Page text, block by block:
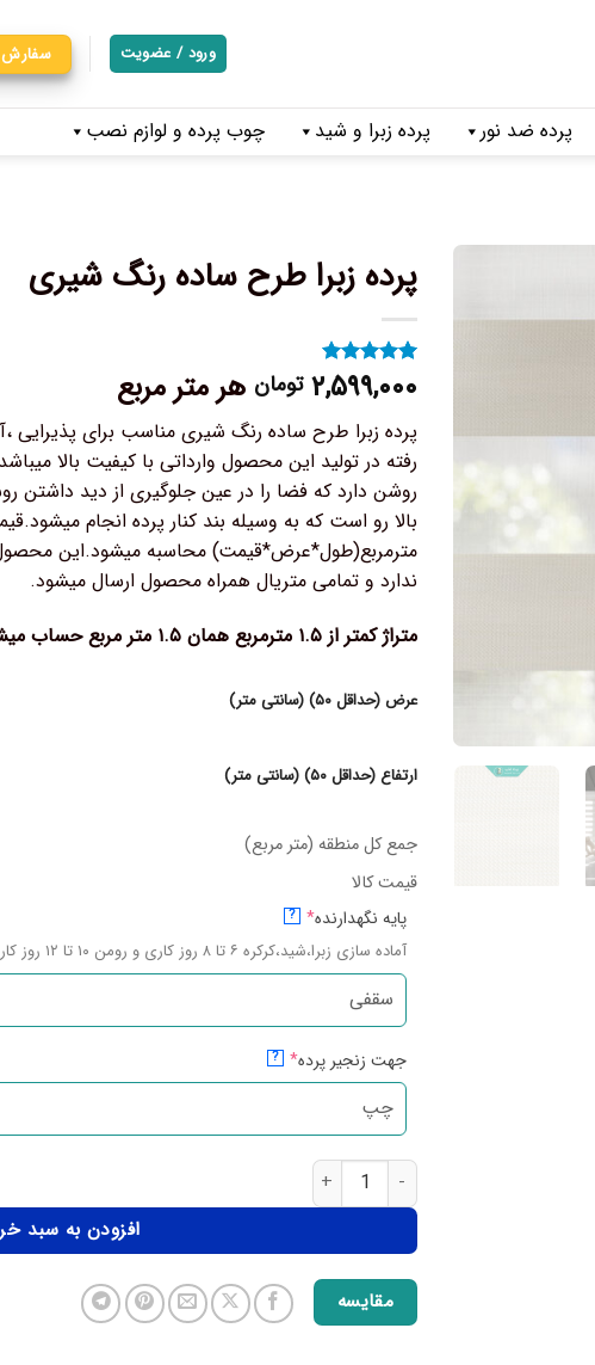
ورود / عضویت
پرده ضد نور پرده زبرا و شید چوب پرده و لوازم نصب
پرده زبرا طرح ساده رنگ شیری
امتیاز۵از
۵ امتیاز
۲,۵۹۹,۰۰۰ تومان هر متر مربع
پرده زبرا طرح ساده رنگ شیری مناسب برای پذیرایی
رفته در تولید این محصول وارداتی با کیفیت بالا
روشن دارد که فضا را در عین جلوگیری از دید
بالا رو است که به وسیله بند کنار پرده انجام
مترمربع(طول*عرض*قیمت) محاسبه میشود.این محصول
ندارد و تمامی متریال همراه محصول ارسال میشود.
متراژ کمتر از ۱.۵ مترمربع همان ۱.۵ متر مربع حساب میشود.
عرض (حداقل ۵۰) (سانتی متر)
ارتفاع (حداقل ۵۰) (سانتی متر)
جمع کل منطقه (متر مربع)
قیمت کالا
پایه نگهدارنده*
?
آماده سازی زبرا،شید،کرکره ۶ تا ۸ روز کاری و رومن ۱۰ تا ۱۲ روز کاری میباشد.
جهت زنجیر پرده*
?
افزودن به سبد
مقایسه